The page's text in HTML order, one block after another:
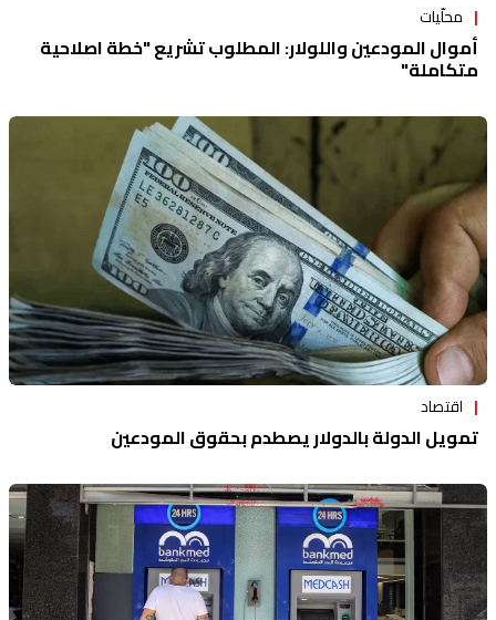
محلّيات
أموال المودعين واللولار: المطلوب تشريع "خطة اصلاحية
متكاملة"
اقتصاد
تمويل الدولة بالدولار يصطدم بحقوق المودعين